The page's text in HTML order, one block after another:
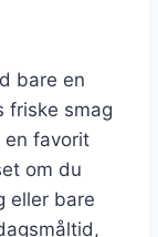
bare en
friske smag
en favorit
om du
eller bare